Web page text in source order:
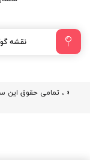
نقشه
« ، تمامی حقوق این